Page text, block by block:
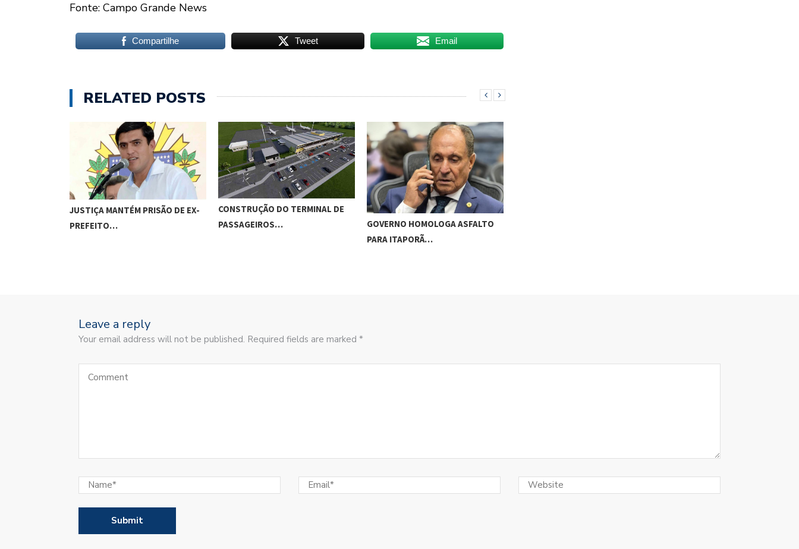
Fonte: Campo Grande News
Compartilhe Tweet Email
RELATED POSTS
JUSTIÇA MANTÉM PRISÃO DE EX-
PREFEITO…
CONSTRUÇÃO DO TERMINAL DE
PASSAGEIROS…
GOVERNO HOMOLOGA ASFALTO
PARA ITAPORÃ…
Leave a reply
Your email address will not be published. Required fields are marked *